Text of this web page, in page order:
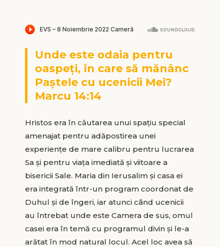
Unde este odaia pentru
oaspeți, în care să mănânc
Paștele cu ucenicii Mei?
Marcu 14:14
Hristos era în căutarea unui spațiu special
amenajat pentru adăpostirea unei
experiențe de mare calibru pentru lucrarea
Sa și pentru viața imediată și viitoare a
bisericii Sale. Maria din Ierusalim și casa ei
era integrată într-un program coordonat de
Duhul și de îngeri, iar atunci când ucenicii
au întrebat unde este Camera de sus, omul
casei era în temă cu programul divin și le-a
arătat în mod natural locul. Acel loc avea să